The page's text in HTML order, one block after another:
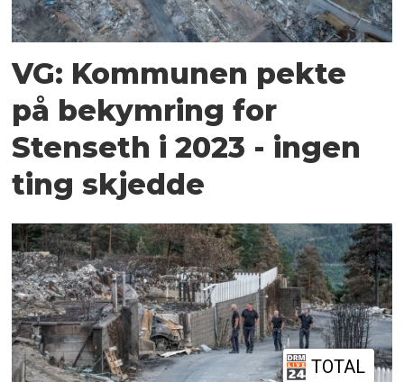
VG: Kommunen pekte
på bekymring for
Stenseth i 2023 - ingen
ting skjedde
TOTAL